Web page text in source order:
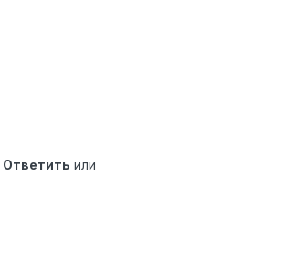
Ответить или